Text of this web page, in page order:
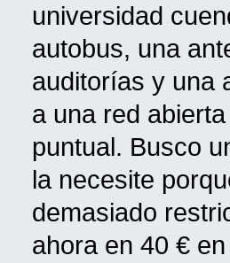
universidad
autobus, una
auditorías y una
a una red
puntual. Busco
la necesite
demasiado
ahora en 40 €